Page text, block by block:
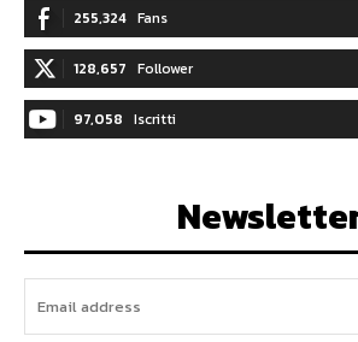
255,324 Fans
128,657 Follower
97,058 Iscritti